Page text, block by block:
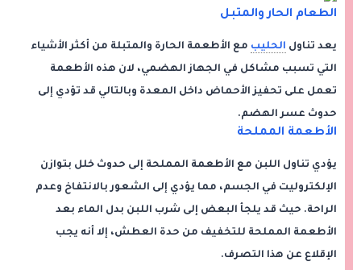
الطعام الحار والمتبل
يعد تناول الحليب مع الأطعمة الحارة والمتبلة من أكثر الأشياء
التي تسبب مشاكل في الجهاز الهضمي، لان هذه الأطعمة
تعمل على تحفيز الأحماض داخل المعدة وبالتالي قد تؤدي إلى
حدوث عسر الهضم.
الأطعمة المملحة
يؤدي تناول اللبن مع الأطعمة المملحة إلى حدوث خلل بتوازن
الإلكتروليت في الجسم، مما يؤدي إلى الشعور بالانتفاخ وعدم
الراحة. حيث قد يلجأ البعض إلى شرب اللبن بدل الماء بعد
الأطعمة المملحة للتخفيف من حدة العطش، إلا أنه يجب
الإقلاع عن هذا التصرف.